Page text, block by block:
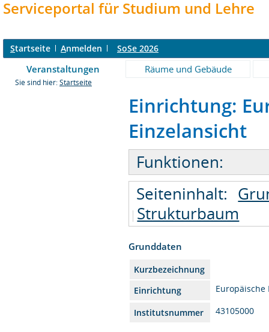
Serviceportal für Studium und Lehre
Startseite Anmelden SoSe 2026
Veranstaltungen Räume und Gebäude
Sie sind hier: Startseite
Einrichtung:
Einzelansicht
Funktionen:
Seiteninhalt:
Strukturbaum
Grunddaten
Kurzbezeichnung
Einrichtung
Institutsnummer 43105000